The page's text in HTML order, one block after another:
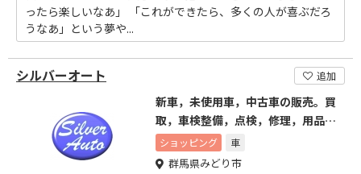
ったら楽しいなあ」 「これができたら、多くの人が喜ぶだろ
うなあ」という夢や...
シルバーオート 追加
新車，未使用車，中古車の販売。買
取，車検整備，点検，修理，用品販
売。自動車保険取扱。
ショッピング 車
群馬県みどり市